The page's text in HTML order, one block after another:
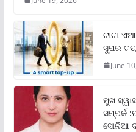
ଟାଟା
ସୁପର
June
ମୁଖ
ସମ୍ପର୍କ
ସୋନିଆ